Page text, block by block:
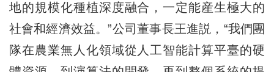
地的規模化種植深度融合，一定能産生極大的
社會和經濟效益。”公司董事長王進説，“我們團
隊在農業無人化領域從人工智能計算平臺的硬